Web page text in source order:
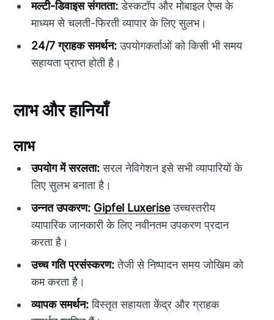
मल्टी-डिवाइस संगतता:डेस्कटॉप और मोबाइल ऐप्स के
माध्यम से चलती-फिरती व्यापार के लिए सुलभ।
24/7 ग्राहक समर्थन:उपयोगकर्ताओं को किसी भी समय
सहायता प्राप्त होती है।
लाभ और हानियाँ
लाभ
उपयोग में सरलता:सरल नेविगेशन इसे सभी व्यापारियों के
लिए सुलभ बनाता है।
उन्नत उपकरण: Gipfel Luxeriseउच्चस्तरीय
व्यापारिक जानकारी के लिए नवीनतम उपकरण प्रदान
करता है।
उच्च गति प्रसंस्करण:तेजी से निष्पादन समय जोखिम को
कम करता है।
व्यापक समर्थन:विस्तृत सहायता केंद्र और ग्राहक